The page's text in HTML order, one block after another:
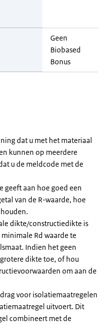
Geen
Biobased
Bonus
dat u met het materiaal
kunnen op meerdere
u de meldcode met de
geeft aan hoe goed een
van de R-waarde, hoe
dikte/constructiedikte is
Rd waarde te
Indien het geen
dikte toe, of hou
om aan de
voor isolatiemaatregelen
uitvoert. Dit
combineert met de